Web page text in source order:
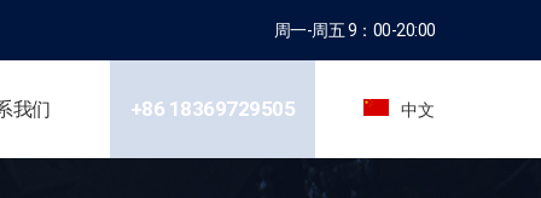
周一-周五 9：00-20:00
我们 +86 18369729505 中文